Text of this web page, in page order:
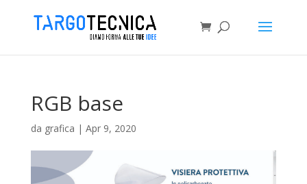
RGB base
da grafica | Apr 9, 2020